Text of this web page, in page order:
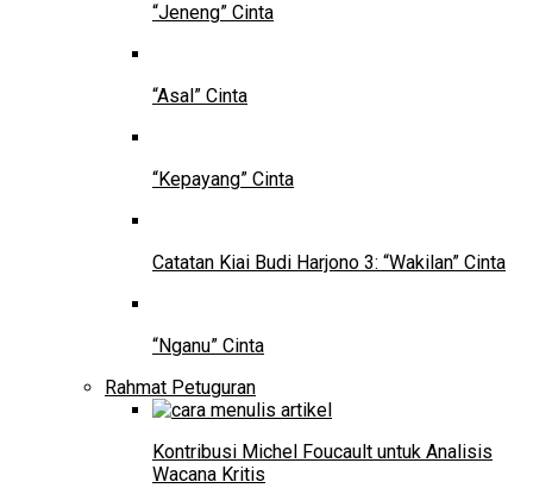
“Jeneng” Cinta
“Asal” Cinta
“Kepayang” Cinta
Catatan Kiai Budi Harjono 3: “Wakilan” Cinta
“Nganu” Cinta
Rahmat Petuguran
Kontribusi Michel Foucault untuk Analisis
Wacana Kritis